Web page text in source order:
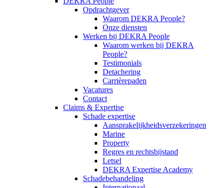
Opdrachtgever
Waarom DEKRA People?
Onze diensten
Werken bij DEKRA People
Waarom werken bij DEKRA
People?
Testimonials
Detachering
Carrièrepaden
Vacatures
Contact
Claims & Expertise
Schade expertise
Aansprakelijkheidsverzekeringen
Marine
Property
Regres en rechtsbijstand
Letsel
DEKRA Expertise Academy
Schadebehandeling